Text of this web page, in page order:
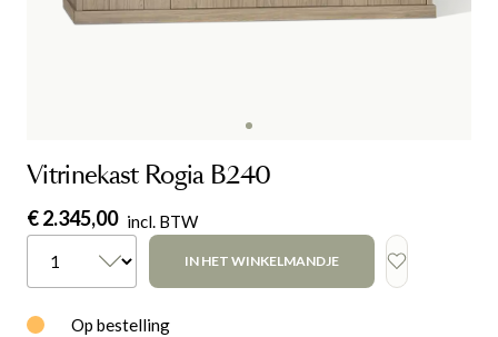
Vitrinekast Rogia B240
€ 2.345,00 incl. BTW
IN HET WINKELMANDJE
Op bestelling